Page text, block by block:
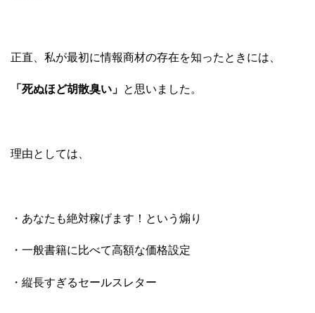
正直、私が最初に情報商材の存在を知ったときには、
「死ぬほど胡散臭い」 と思いました。
理由としては、
・あなたも絶対稼げます！という煽り
・一般書籍に比べて高額な価格設定
・縦長すぎるセールスレター